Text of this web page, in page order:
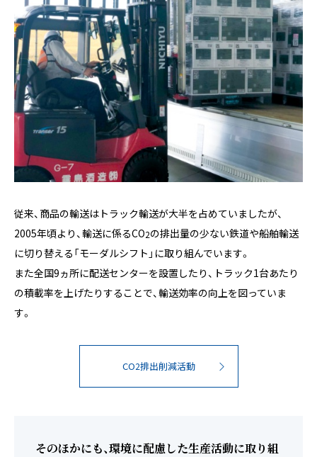
従来、商品の輸送はトラック輸送が大半を占めていましたが、
2005年頃より、輸送に係るCO2の排出量の少ない鉄道や船舶輸送
に切り替える「モーダルシフト」に取り組んでいます。
また全国9ヵ所に配送センターを設置したり、トラック1台あたり
の積載率を上げたりすることで、輸送効率の向上を図っていま
す。
CO2排出削減活動
そのほかにも、環境に配慮した生産活動に取り組